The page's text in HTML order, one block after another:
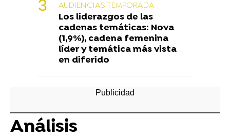
AUDIENCIAS TEMPORADA
Los liderazgos de las
cadenas temáticas: Nova
(1,9%), cadena femenina
líder y temática más vista
en diferido
Análisis